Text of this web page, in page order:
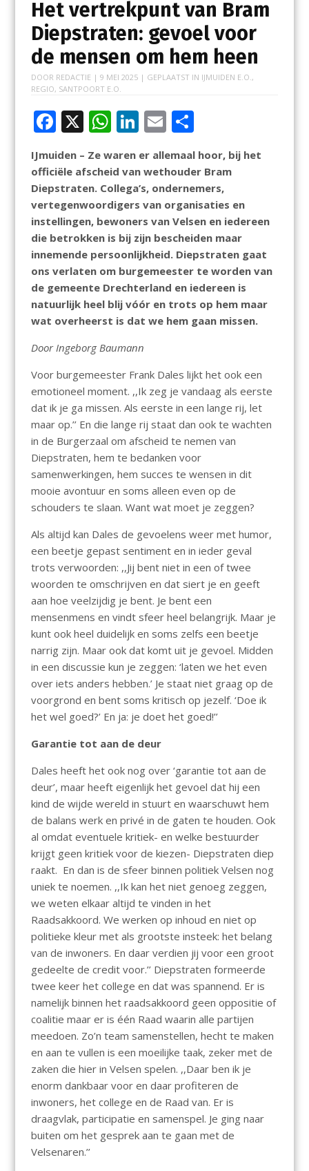
Het vertrekpunt van Bram
Diepstraten: gevoel voor
de mensen om hem heen
DOOR REDACTIE | 9 MEI 2025| GEPLAATST IN IJMUIDEN E.O. ,
REGIO, SANTPOORT E.O.
F
ac
e
b
o
o
k
X W
at
s
A
p
p
Li
k
e
dI
n
E
ai
l
D
el
e
n
IJmuiden – Ze waren er allemaal hoor, bij het
officiële afscheid van wethouder Bram
Diepstraten. Collega’s, ondernemers,
vertegenwoordigers van organisaties en
instellingen, bewoners van Velsen en iedereen
die betrokken is bij zijn bescheiden maar
innemende persoonlijkheid. Diepstraten gaat
ons verlaten om burgemeester te worden van
de gemeente Drechterland en iedereen is
natuurlijk heel blij vóór en trots op hem maar
wat overheerst is dat we hem gaan missen.
Door Ingeborg Baumann
Voor burgemeester Frank Dales lijkt het ook een
emotioneel moment. ,,Ik zeg je vandaag als eerste
dat ik je ga missen. Als eerste in een lange rij, let
maar op.’’ En die lange rij staat dan ook te wachten
in de Burgerzaal om afscheid te nemen van
Diepstraten, hem te bedanken voor
samenwerkingen, hem succes te wensen in dit
mooie avontuur en soms alleen even op de
schouders te slaan. Want wat moet je zeggen?
Als altijd kan Dales de gevoelens weer met humor,
een beetje gepast sentiment en in ieder geval
trots verwoorden: ,,Jij bent niet in een of twee
woorden te omschrijven en dat siert je en geeft
aan hoe veelzijdig je bent. Je bent een
mensenmens en vindt sfeer heel belangrijk. Maar je
kunt ook heel duidelijk en soms zelfs een beetje
narrig zijn. Maar ook dat komt uit je gevoel. Midden
in een discussie kun je zeggen: ‘laten we het even
over iets anders hebben.’ Je staat niet graag op de
voorgrond en bent soms kritisch op jezelf. ‘Doe ik
het wel goed?’ En ja: je doet het goed!’’
Garantie tot aan de deur
Dales heeft het ook nog over ‘garantie tot aan de
deur’, maar heeft eigenlijk het gevoel dat hij een
kind de wijde wereld in stuurt en waarschuwt hem
de balans werk en privé in de gaten te houden. Ook
al omdat eventuele kritiek- en welke bestuurder
krijgt geen kritiek voor de kiezen- Diepstraten diep
raakt. En dan is de sfeer binnen politiek Velsen nog
uniek te noemen. ,,Ik kan het niet genoeg zeggen,
we weten elkaar altijd te vinden in het
Raadsakkoord. We werken op inhoud en niet op
politieke kleur met als grootste insteek: het belang
van de inwoners. En daar verdien jij voor een groot
gedeelte de credit voor.’’ Diepstraten formeerde
twee keer het college en dat was spannend. Er is
namelijk binnen het raadsakkoord geen oppositie of
coalitie maar er is één Raad waarin alle partijen
meedoen. Zo’n team samenstellen, hecht te maken
en aan te vullen is een moeilijke taak, zeker met de
zaken die hier in Velsen spelen. ,,Daar ben ik je
enorm dankbaar voor en daar profiteren de
inwoners, het college en de Raad van. Er is
draagvlak, participatie en samenspel. Je ging naar
buiten om het gesprek aan te gaan met de
Velsenaren.’’